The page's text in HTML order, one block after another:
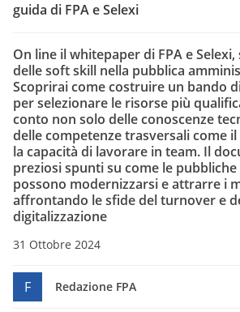
guida di FPA e Selexi
On line il whitepaper di FPA e
delle soft skill nella pubblica
Scoprirai come costruire un bando
per selezionare le risorse più
conto non solo delle conoscenze
delle competenze trasversali come
la capacità di lavorare in team. Il
preziosi spunti su come le
possono modernizzarsi e attrarre i
affrontando le sfide del turnover e
digitalizzazione
31 Ottobre 2024
F Redazione FPA